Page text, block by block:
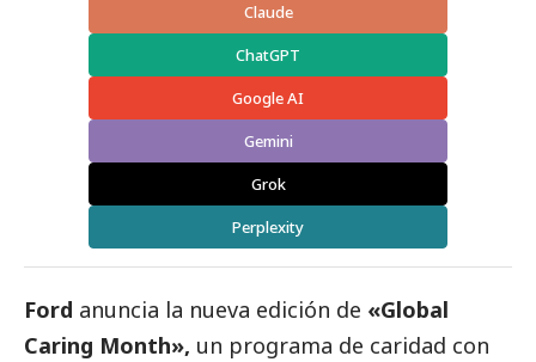
Claude
ChatGPT
Google AI
Gemini
Grok
Perplexity
Ford anuncia la nueva edición de «Global
Caring Month», un programa de caridad con